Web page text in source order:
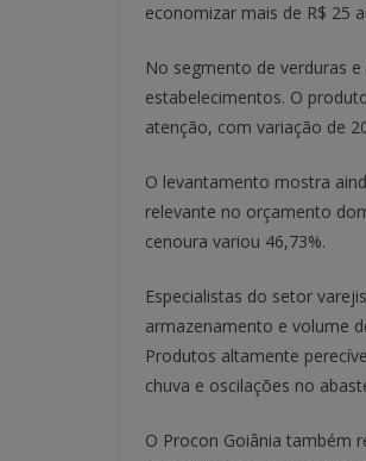
economizar mais de R$ 25
No segmento de verduras
estabelecimentos. O
atenção, com variação de
O levantamento mostra
relevante no orçamento
cenoura variou 46,73%.
Especialistas do setor
armazenamento e volume
Produtos altamente
chuva e oscilações no
O Procon Goiânia também